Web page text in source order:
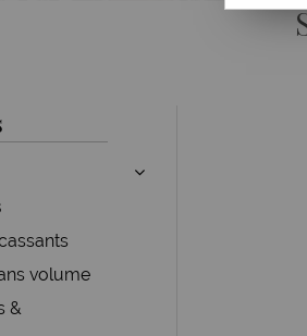
volume
&